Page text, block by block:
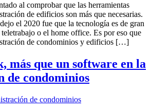
al comprobar que las herramientas
de edificios son más que necesarias.
el 2020 fue que la tecnología es de gran
o el home office. Es por eso que
de condominios y edificios […]
más que un software en la
de condominios